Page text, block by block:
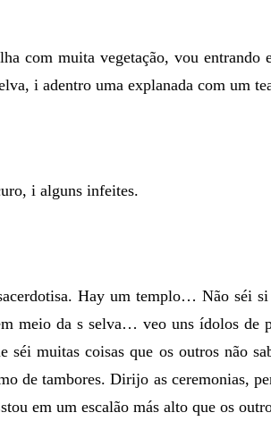
com muita vegetação, vou entrando
i adentro uma explanada com um
i alguns infeites.
Hay um templo… Não séi si
meio da s selva… veo uns ídolos de
séi muitas coisas que os outros não
de tambores. Dirijo as ceremonias,
em um escalão más alto que os